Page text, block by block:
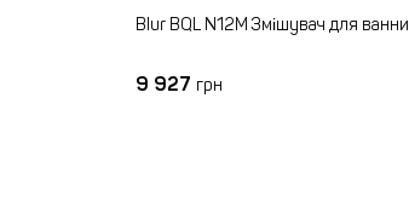
Blur BQL N12M Змішувач для ванни
9 927 грн